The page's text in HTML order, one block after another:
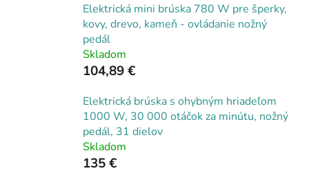
Elektrická mini brúska 780 W pre šperky,
kovy, drevo, kameň - ovládanie nožný
pedál
Skladom
104,89 €
Elektrická brúska s ohybným hriadeľom
1000 W, 30 000 otáčok za minútu, nožný
pedál, 31 dielov
Skladom
135 €